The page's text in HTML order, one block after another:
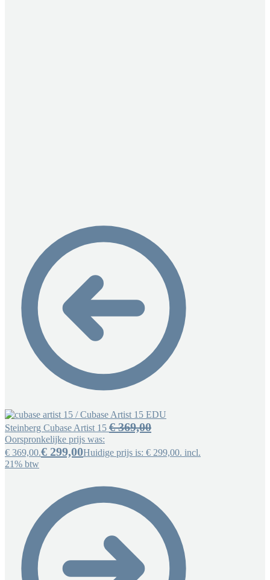
Steinberg Cubase Artist 15 €369,00
Oorspronkelijke prijs was:
€ 369,00.€ 299,00Huidige prijs is: € 299,00. incl.
21% btw